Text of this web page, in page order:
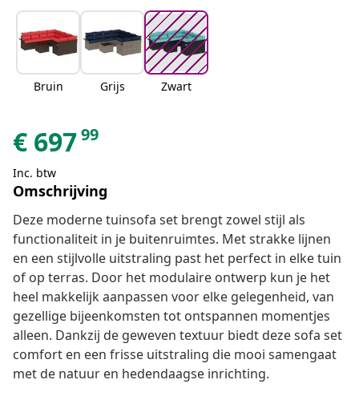
Bruin Grijs Zwart
€ 69799
Inc. btw
Omschrijving
Deze moderne tuinsofa set brengt zowel stijl als
functionaliteit in je buitenruimtes. Met strakke lijnen
en een stijlvolle uitstraling past het perfect in elke tuin
of op terras. Door het modulaire ontwerp kun je het
heel makkelijk aanpassen voor elke gelegenheid, van
gezellige bijeenkomsten tot ontspannen momentjes
alleen. Dankzij de geweven textuur biedt deze sofa set
comfort en een frisse uitstraling die mooi samengaat
met de natuur en hedendaagse inrichting.